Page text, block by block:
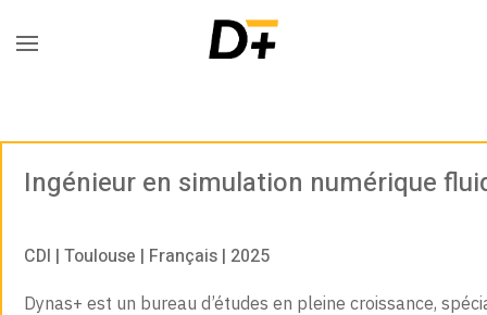
Ingénieur en simulation numérique
CDI | Toulouse | Français | 2025
Dynas+ est un bureau d’études en pleine croissance,